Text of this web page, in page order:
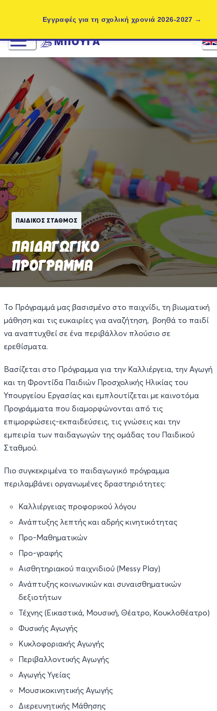
Εγγραφές για τη σχολική χρονιά 2026-2027
ΠΑΙΔΙΚΟΣ ΣΤΑΘΜΟΣ
ΠΑΙΔΑΓΩΓΙΚΟ
ΠΡΟΓΡΑΜΜΑ
Το Πρόγραμμά μας βασισμένο στο παιχνίδι, τη βιωματική
μάθηση και τις ευκαιρίες για αναζήτηση, βοηθά το παιδί
να αναπτυχθεί σε ένα περιβάλλον πλούσιο σε
ερεθίσματα.
Βασίζεται στο Πρόγραμμα για την Καλλιέργεια, την Αγωγή
και τη Φροντίδα Παιδιών Προσχολικής Ηλικίας του
Υπουργείου Εργασίας και εμπλουτίζεται με καινοτόμα
Προγράμματα που διαμορφώνονται από τις
επιμορφώσεις-εκπαιδεύσεις, τις γνώσεις και την
εμπειρία των παιδαγωγών της ομάδας του Παιδικού
Σταθμού.
Πιο συγκεκριμένα το παιδαγωγικό πρόγραμμα
περιλαμβάνει οργανωμένες δραστηριότητες:
Καλλιέργειας προφορικού λόγου
Ανάπτυξης λεπτής και αδρής κινητικότητας
Προ-Μαθηματικών
Προ-γραφής
Αισθητηριακού παιχνιδιού (Messy Play)
Ανάπτυξης κοινωνικών και συναισθηματικών
δεξιοτήτων
Τέχνης (Εικαστικά, Μουσική, Θέατρο, Κουκλοθέατρο)
Φυσικής Αγωγής
Κυκλοφοριακής Αγωγής
Περιβαλλοντικής Αγωγής
Αγωγής Υγείας
Μουσικοκινητικής Αγωγής
Διερευνητικής Μάθησης